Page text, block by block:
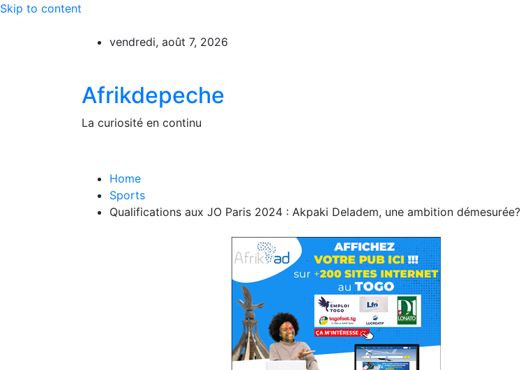
Skip to content
vendredi, août 7, 2026
Afrikdepeche
La curiosité en continu
Home
Sports
Qualifications aux JO Paris 2024 : Akpaki Deladem, une ambition démesurée?